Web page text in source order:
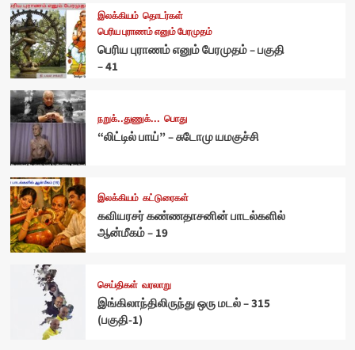
இலக்கியம் தொடர்கள்
பெரிய புராணம் எனும் பேரமுதம்
பெரிய புராணம் எனும் பேரமுதம் – பகுதி
– 41
நறுக்..துணுக்... பொது
“லிட்டில் பாய்” – சுடோமு யமகுச்சி
இலக்கியம் கட்டுரைகள்
கவியரசர் கண்ணதாசனின் பாடல்களில்
ஆன்மீகம் – 19
செய்திகள் வரலாறு
இங்கிலாந்திலிருந்து ஒரு மடல் – 315
(பகுதி-1)